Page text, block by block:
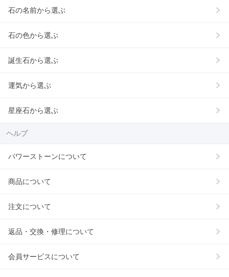
石の名前から選ぶ
石の色から選ぶ
誕生石から選ぶ
運気から選ぶ
星座石から選ぶ
ヘルプ
パワーストーンについて
商品について
注文について
返品・交換・修理について
会員サービスについて